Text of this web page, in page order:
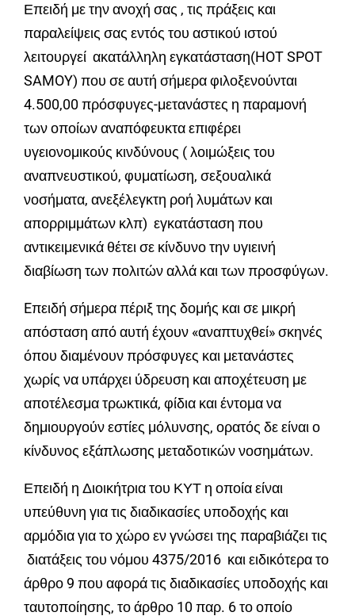
Επειδή με την ανοχή σας , τις πράξεις και
παραλείψεις σας εντός του αστικού ιστού
λειτουργεί ακατάλληλη εγκατάσταση(HOT SPOT
SAMOY) που σε αυτή σήμερα φιλοξενούνται
4.500,00 πρόσφυγες-μετανάστες η παραμονή
των οποίων αναπόφευκτα επιφέρει
υγειονομικούς κινδύνους ( λοιμώξεις του
αναπνευστικού, φυματίωση, σεξουαλικά
νοσήματα, ανεξέλεγκτη ροή λυμάτων και
απορριμμάτων κλπ) εγκατάσταση που
αντικειμενικά θέτει σε κίνδυνο την υγιεινή
διαβίωση των πολιτών αλλά και των προσφύγων.
Eπειδή σήμερα πέριξ της δομής και σε μικρή
απόσταση από αυτή έχουν «αναπτυχθεί» σκηνές
όπου διαμένουν πρόσφυγες και μετανάστες
χωρίς να υπάρχει ύδρευση και αποχέτευση με
αποτέλεσμα τρωκτικά, φίδια και έντομα να
δημιουργούν εστίες μόλυνσης, ορατός δε είναι ο
κίνδυνος εξάπλωσης μεταδοτικών νοσημάτων.
Επειδή η Διοικήτρια του ΚΥΤ η οποία είναι
υπεύθυνη για τις διαδικασίες υποδοχής και
αρμόδια για το χώρο εν γνώσει της παραβιάζει τις
διατάξεις του νόμου 4375/2016 και ειδικότερα το
άρθρο 9 που αφορά τις διαδικασίες υποδοχής και
ταυτοποίησης, το άρθρο 10 παρ. 6 το οποίο